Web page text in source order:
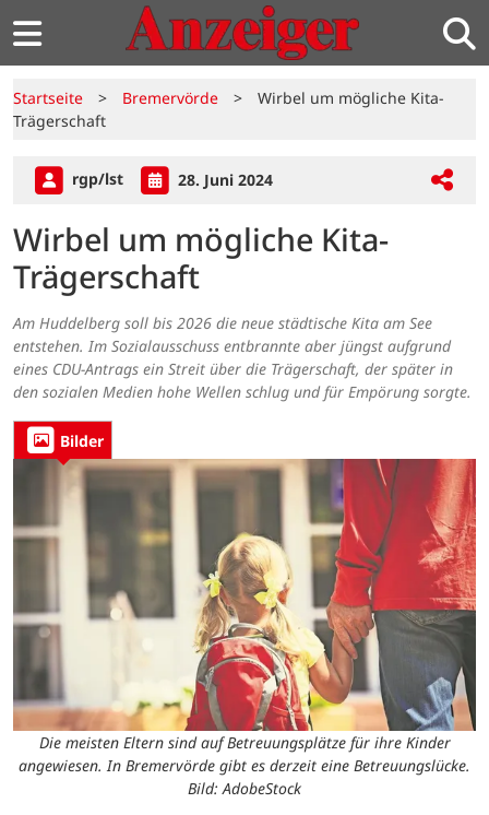
Startseite > Bremervörde >
Wirbel um mögliche Kita-
Trägerschaft
rgp/lst 28. Juni 2024
Wirbel um mögliche Kita-
Trägerschaft
Am Huddelberg soll bis 2026 die neue städtische Kita am See
entstehen. Im Sozialausschuss entbrannte aber jüngst aufgrund
eines CDU-Antrags ein Streit über die Trägerschaft, der später in
den sozialen Medien hohe Wellen schlug und für Empörung sorgte.
Bilder
Die meisten Eltern sind auf Betreuungsplätze für ihre Kinder
angewiesen. In Bremervörde gibt es derzeit eine Betreuungslücke.
Bild: AdobeStock